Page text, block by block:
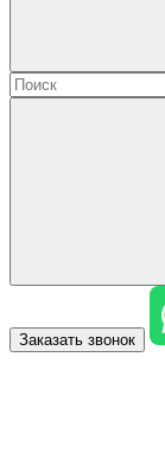
Заказать звонок